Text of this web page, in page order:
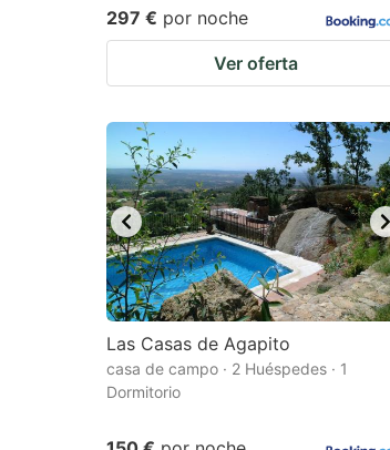
changing
dates.
297 € por noche
Ver oferta
Las Casas de Agapito
casa de campo · 2 Huéspedes · 1
Dormitorio